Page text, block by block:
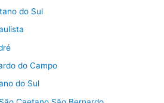
do Sul
do Campo
do Sul